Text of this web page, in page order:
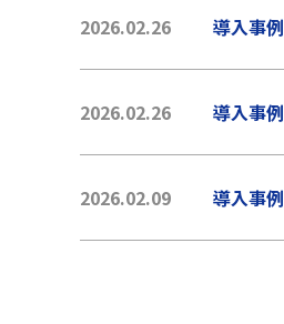
2026.02.26 導入事例
2026.02.26 導入事例
2026.02.09 導入事例